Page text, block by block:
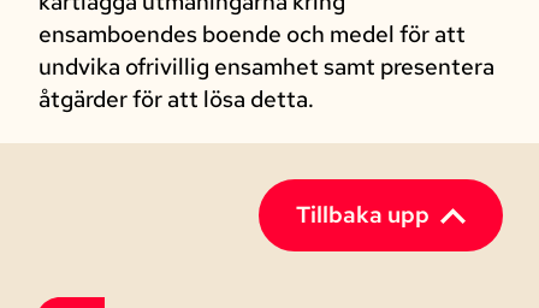
ensamboendes boende och medel för att
undvika ofrivillig ensamhet samt presentera
åtgärder för att lösa detta.
Tillbaka upp